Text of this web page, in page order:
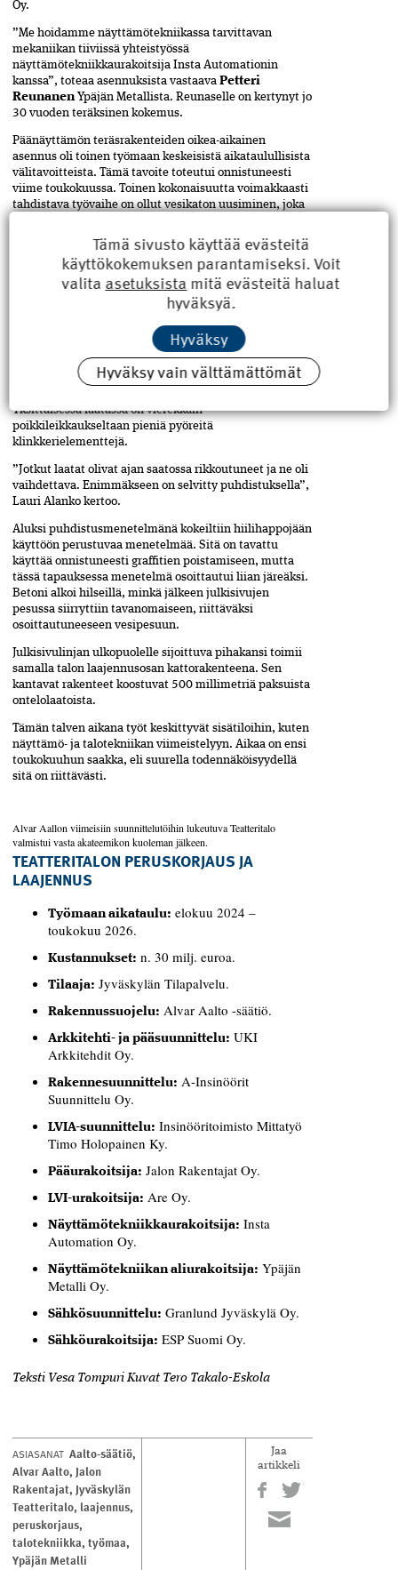
Oy.
”Me hoidamme näyttämötekniikassa tarvittavan
mekaniikan tiiviissä yhteistyössä
näyttämötekniikkaurakoitsija Insta Automationin
kanssa”, toteaa asennuksista vastaava Petteri
ReunanenYpäjän Metallista. Reunaselle on kertynyt jo
30 vuoden teräksinen kokemus.
Päänäyttämön teräsrakenteiden oikea-aikainen
asennus oli toinen työmaan keskeisistä aikataulullisista
välitavoitteista. Tämä tavoite toteutui onnistuneesti
viime toukokuussa. Toinen kokonaisuutta voimakkaasti
tahdistava työvaihe on ollut vesikaton uusiminen, joka
Ypäjän Metallin Petteri Reunasella on vankka kokemus
teatteriteknisestä urakoinnista.
JULKISIVU EHJÄKSI JA PUHTAAKSI
Osa Teatteritalon vesikatosta on kermirakenteista,­ osa
on tehty kuparista. Kermieristeiset katon osat oli
uusittava kokonaan. Julkisivu sen sijaan on pysynyt
varsin hyvässä kunnossa. Se koostuu Alvar Aallon
Yksittäisessä laatassa on vierekkäin
poikkileikkaukseltaan pieniä pyöreitä
klinkkerielementtejä.
”Jotkut laatat olivat ajan saatossa rikkoutuneet ja ne oli
vaihdettava. Enimmäkseen on selvitty puhdistuksella”,
Lauri Alanko kertoo.
Aluksi puhdistusmenetelmänä kokeiltiin hiili­happo­jään
käyttöön perustuvaa menetelmää. Sitä on tavattu
käyttää onnistuneesti graffitien poistamiseen, mutta
tässä tapauksessa menetelmä osoittautui liian­ järeäksi.
Betoni alkoi hilseillä, minkä jälkeen julkisivu­jen
pesussa siirryttiin tavanomaiseen, riittäväksi
osoittautuneeseen vesipesuun.
Julkisivulinjan ulkopuolelle sijoittuva pihakansi­ toimii
samalla talon laajennusosan kattorakenteena.­ Sen
kantavat rakenteet koostuvat 500 millimetriä paksuista
ontelolaatoista.
Tämän talven aikana työt keskittyvät sisätiloihin, kuten
näyttämö- ja talotekniikan viimeistelyyn. Aikaa on ensi
toukokuuhun saakka, eli suurella todennäköisyydellä
sitä on riittävästi.
Alvar Aallon viimeisiin suunnittelutöihin lukeutuva ­Teatteritalo
valmistui vasta akateemikon kuoleman jälkeen.
TEATTERITALON PERUSKORJAUS JA
LAAJENNUS
Työmaan aikataulu: elokuu 2024 –
toukokuu 2026.
Kustannukset: n. 30 milj. euroa.
Tilaaja: Jyväskylän Tilapalvelu.
Rakennussuojelu: Alvar Aalto -säätiö.
Arkkitehti- ja pääsuunnittelu: UKI
Arkkitehdit Oy.
Rakennesuunnittelu: A-Insinöörit
Suunnittelu Oy.
LVIA-suunnittelu: Insinööritoimisto Mittatyö
Timo Holopainen Ky.
Pääurakoitsija: Jalon Rakentajat Oy.
LVI-urakoitsija: Are Oy.
Näyttämötekniikkaurakoitsija: Insta
Automation Oy.
Näyttämötekniikan aliurakoitsija: Ypäjän
Metalli Oy.
Sähkösuunnittelu: Granlund Jyväskylä Oy.
Sähköurakoitsija: ESP Suomi Oy.
Teksti Vesa Tompuri Kuvat Tero Takalo-Eskola
ASIASANAT Aalto-säätiö,
Alvar Aalto, Jalon
Rakentajat, Jyväskylän
Teatteritalo, laajennus,
peruskorjaus,
talotekniikka, työmaa,
Ypäjän Metalli
Jaa
artikkeli
Tämä sivusto käyttää evästeitä
käyttökokemuksen parantamiseksi. Voit
valita asetuksista mitä evästeitä haluat
hyväksyä.
Hyväksy
Hyväksy vain välttämättömät